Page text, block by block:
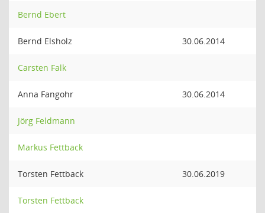
Bernd Ebert
Bernd Elsholz 30.06.2014
Carsten Falk
Anna Fangohr 30.06.2014
Jörg Feldmann
Markus Fettback
Torsten Fettback 30.06.2019
Torsten Fettback